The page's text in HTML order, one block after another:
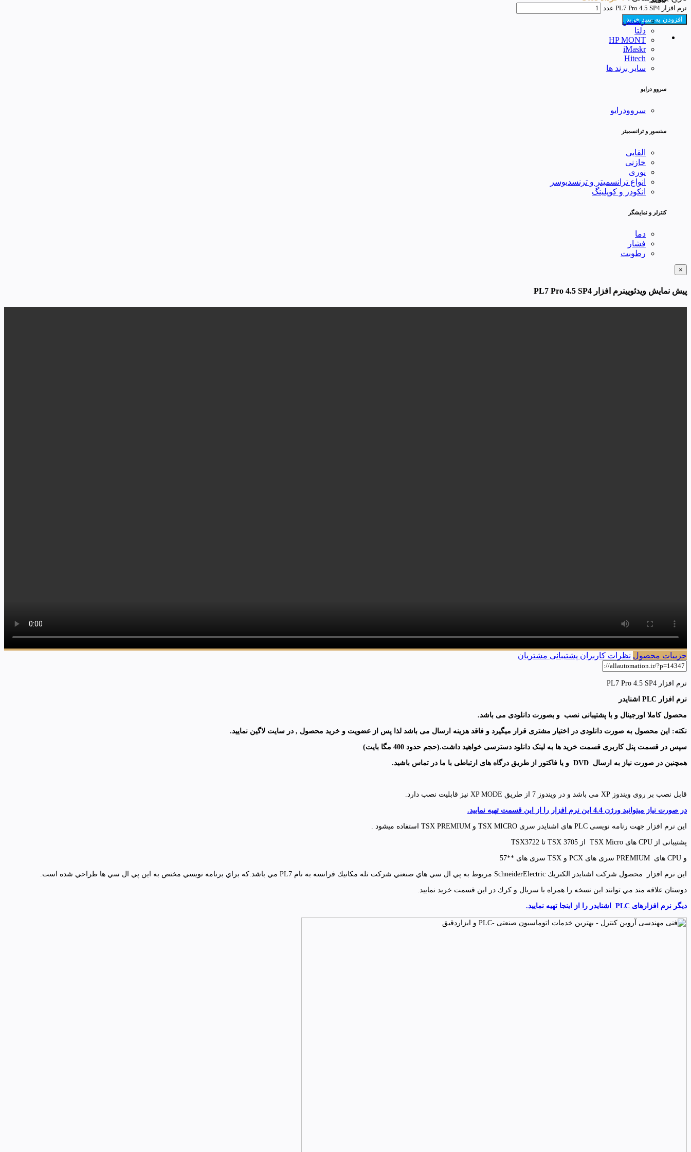
زیمنس
دلتا
HP MONT
iMaskr
Hitech
سایر برند ها
سروو درایو
سروودرایو
سنسور و ترانسمیتر
القایی
خازنی
نوری
انواع ترانسمیتر و ترنسدیوسر
انکودر و کوپلینگ
کنترلر و نمایشگر
دما
فشار
رطوبت
نرم افزار PL7 Pro 4.5 SP4 عدد
افزودن به سبد خرید
×
پیش نمایش ویدئویینرم افزار PL7 Pro 4.5 SP4
جزییات محصول نظرات کاربران پشتیبانی مشتریان
نرم افزار PL7 Pro 4.5 SP4
نرم افزار PLC اشنایدر
محصول کاملا اورجینال و با پشتیبانی نصب و بصورت دانلودی می باشد.
نکته: این محصول به صورت دانلودی در اختیار مشتری قرار میگیرد و فاقد هزینه ارسال می باشد لذا پس از عضویت و خرید محصول , در سایت لاگین نمایید.
سپس در قسمت پنل کاربری قسمت خرید ها به لینک دانلود دسترسی خواهید داشت.(حجم حدود 400 مگا بایت )
همچنین در صورت نیاز به ارسال DVD و یا فاکتور از طریق درگاه های ارتباطی با ما در تماس باشید.
قابل نصب بر روی ویندوز XP می باشد و در ویندوز 7 از طریق XP MODE نیز قابلیت نصب دارد.
در صورت نیاز میتوانید ورژن 4.4 این نرم افزار را از این قسمت تهیه نمایید.
این نرم افزار جهت رنامه نویسی PLC های اشنایدر سری TSX MICRO و TSX PREMIUM استفاده میشود .
پشتیبانی از CPU های TSX Micro از TSX 3705 تا TSX3722
و CPU های PREMIUM سری های PCX و TSX سری های **57
این نرم افزار محصول شركت اشنايدر الكتريك SchneiderElectric مربوط به پي ال سي هاي صنعتي شركت تله مكانيك فرانسه به نام PL7 مي باشد.كه براي برنامه نويسي مختص به اين پي ال سي ها طراحي شده است.
دوستان علاقه مند مي توانند اين نسخه را همراه با سريال و كرك در اين قسمت خرید نمایید.
دیگر نرم افزارهای PLC اشنایدر را از اینجا تهیه نمایید.